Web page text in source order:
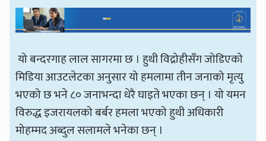
यो बन्दरगाह लाल सागरमा छ । हुथी विद्रोहीसँग जोडिएको
मिडिया आउटलेटका अनुसार यो हमलामा तीन जनाको मृत्यु
भएको छ भने ८० जनाभन्दा धेरै घाइते भएका छन् । यो यमन
विरुद्ध इजरायलको बर्बर हमला भएको हुथी अधिकारी
मोहम्मद अब्दुल सलामले भनेका छन् ।